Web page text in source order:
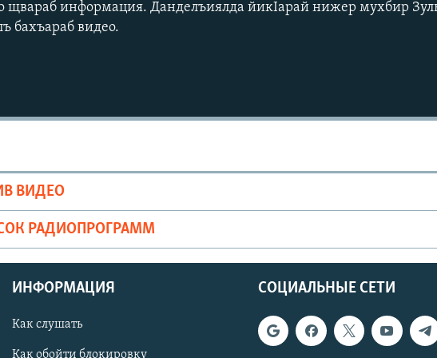
щвараб информация. Данделъиялда йикІарай нижер мухбир
бахъараб видео.
ВИДЕО
РАДИОПРОГРАММ
СОЦИАЛЬНЫЕ СЕТИ
ИНФОРМАЦИЯ
Как слушать
Как обойти блокировку